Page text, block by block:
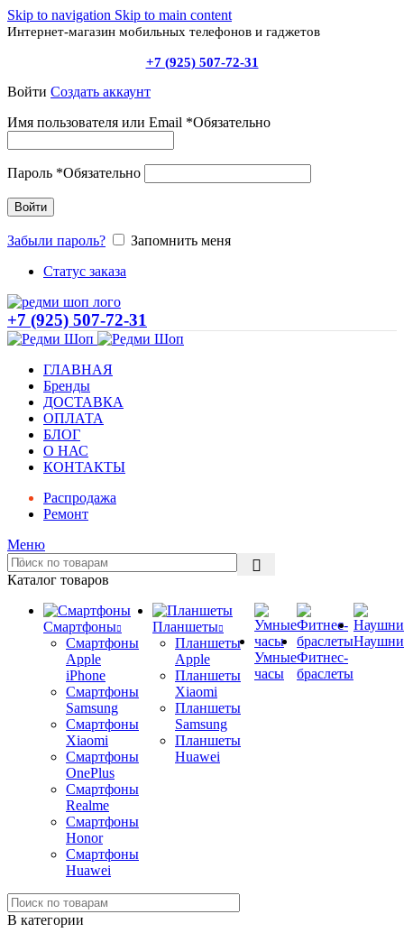
Skip to navigation Skip to main content
Интернет-магазин мобильных телефонов и гаджетов
+7 (925) 507-72-31
Войти Создать аккаунт
Имя пользователя или Email *Обязательно
Пароль *Обязательно
Войти
Забыли пароль?
Запомнить меня
Статус заказа
+7 (925) 507-72-31
ГЛАВНАЯ
Бренды
ДОСТАВКА
ОПЛАТА
БЛОГ
О НАС
КОНТАКТЫ
Распродажа
Ремонт
Меню
Каталог товаров
Смартфоны
Смартфоны
Apple
iPhone
Смартфоны
Samsung
Смартфоны
Xiaomi
Смартфоны
OnePlus
Смартфоны
Realme
Смартфоны
Honor
Смартфоны
Huawei
Планшеты
Планшеты
Apple
Планшеты
Xiaomi
Планшеты
Samsung
Планшеты
Huawei
Умные
часы
Фитнес-
браслеты
В категории